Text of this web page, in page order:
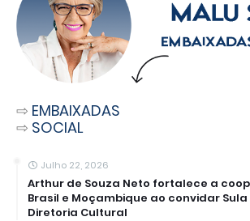
⇨ EMBAIXADAS
⇨ SOCIAL
Julho 22, 2026
Arthur de Souza Neto fortalece a
Brasil e Moçambique ao convidar
Diretoria Cultural